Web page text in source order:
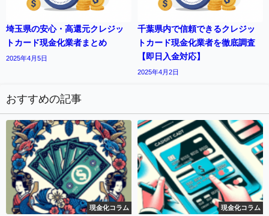
埼玉県の安心・高還元クレジッ
トカード現金化業者まとめ
2025年4月5日
千葉県内で信頼できるクレジッ
トカード現金化業者を徹底調査
【即日入金対応】
2025年4月2日
おすすめの記事
現金化コラム 現金化コラム